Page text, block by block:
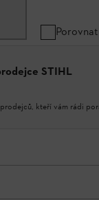
Porovnat
STIHL
kteří vám rádi